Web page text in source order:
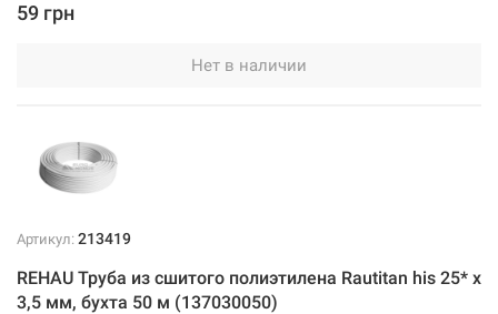
59 грн
Нет в наличии
Артикул: 213419
REHAU Труба из сшитого полиэтилена Rautitan his 25* x
3,5 мм, бухта 50 м (137030050)